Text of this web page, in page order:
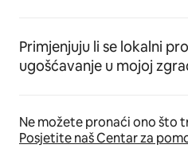
Primjenjuju li se lokalni
ugošćavanje u mojoj
Ne možete pronaći ono što
Posjetite naš Centar za